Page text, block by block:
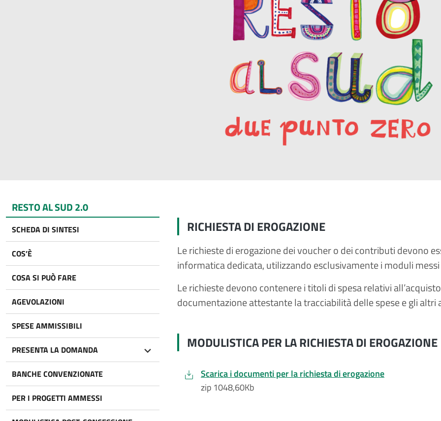
RESTO AL SUD 2.0
SCHEDA DI SINTESI
COS’È
COSA SI PUÒ FARE
AGEVOLAZIONI
SPESE AMMISSIBILI
PRESENTA LA DOMANDA
BANCHE CONVENZIONATE
PER I PROGETTI AMMESSI
RICHIESTA DI EROGAZIONE
Le richieste di erogazione dei voucher o dei contributi devono
informatica dedicata, utilizzando esclusivamente i moduli
Le richieste devono contenere i titoli di spesa relativi
documentazione attestante la tracciabilità delle spese e gli altri
MODULISTICA PER LA RICHIESTA DI EROGAZIONE
Scarica i documenti per la richiesta di erogazione
zip 1048,60Kb